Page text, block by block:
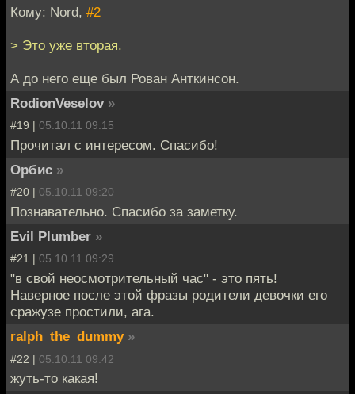
Кому: Nord, #2
> Это уже вторая.
А до него еще был Рован Анткинсон.
RodionVeselov »
#19 | 05.10.11 09:15
Прочитал с интересом. Спасибо!
Орбис »
#20 | 05.10.11 09:20
Познавательно. Спасибо за заметку.
Evil Plumber »
#21 | 05.10.11 09:29
"в свой неосмотрительный час" - это пять!
Наверное после этой фразы родители девочки его
сражузе простили, ага.
ralph_the_dummy »
#22 | 05.10.11 09:42
жуть-то какая!